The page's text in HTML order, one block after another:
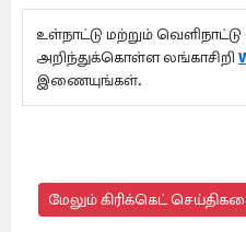
உள்நாட்டு மற்றும்
அறிந்துக்கொள்ள லங்காசிறி
இணையுங்கள்.
மேலும் கிரிக்கெட்